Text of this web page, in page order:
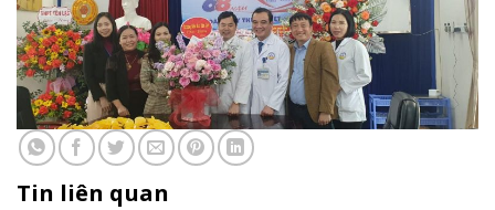
Tin liên quan